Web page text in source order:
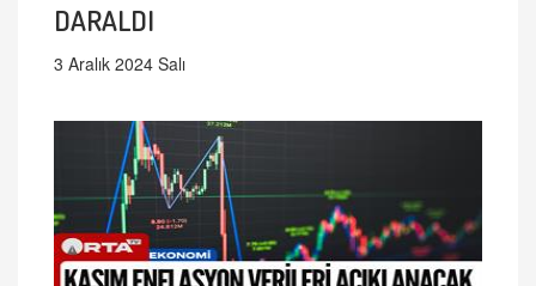
DARALDI
3 Aralık 2024 Salı